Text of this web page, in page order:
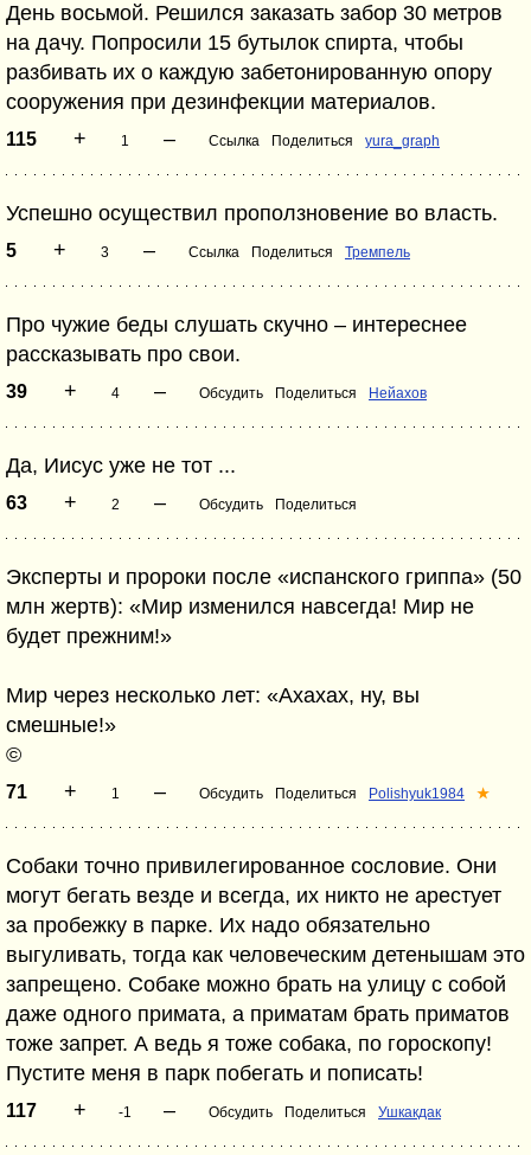
День восьмой. Решился заказать забор 30 метров
на дачу. Попросили 15 бутылок спирта, чтобы
разбивать их о каждую забетонированную опору
сооружения при дезинфекции материалов.
115 + 1 – Ссылка Поделиться yura_graph
Успешно осуществил проползновение во власть.
5 + 3 – Ссылка Поделиться Тремпель
Про чужие беды слушать скучно – интереснее
рассказывать про свои.
39 + 4 – Обсудить Поделиться Нейахов
Да, Иисус уже не тот ...
63 + 2 – Обсудить Поделиться
Эксперты и пророки после «испанского гриппа» (50
млн жертв): «Мир изменился навсегда! Мир не
будет прежним!»
Мир через несколько лет: «Ахахах, ну, вы
смешные!»
©
71 + 1 – Обсудить Поделиться Polishyuk1984 ★
Собаки точно привилегированное сословие. Они
могут бегать везде и всегда, их никто не арестует
за пробежку в парке. Их надо обязательно
выгуливать, тогда как человеческим детенышам это
запрещено. Собаке можно брать на улицу с собой
даже одного примата, а приматам брать приматов
тоже запрет. А ведь я тоже собака, по гороскопу!
Пустите меня в парк побегать и пописать!
117 + -1 – Обсудить Поделиться Ушкакдак